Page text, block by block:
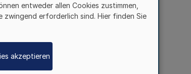
Rheinland
entweder allen Cookies zustimmen,
erforderlich sind. Hier finden Sie
akzeptieren